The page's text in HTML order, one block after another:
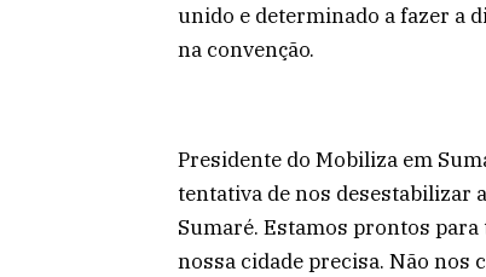
unido e determinado a fazer a
na convenção.
Presidente do Mobiliza em
tentativa de nos desestabilizar
Sumaré. Estamos prontos
nossa cidade precisa. Não nos